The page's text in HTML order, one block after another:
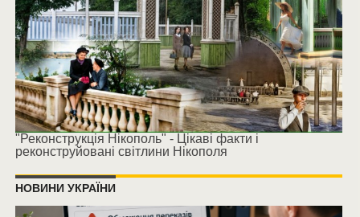
"Реконструкція Нікополь" - Цікаві факти і
реконструйовані світлини Нікополя
НОВИНИ УКРАЇНИ